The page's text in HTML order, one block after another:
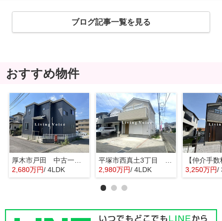
ブログ記事一覧を見る
おすすめ物件
厚木市戸田 中古一戸建て
2,680万円/ 4LDK
2,980万円/ 4LDK 3,250万円/